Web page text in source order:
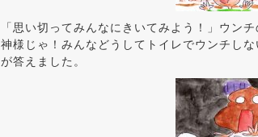
「思い切ってみんなにきいてみよう！」ウン
神様じゃ！みんなどうしてトイレでウンチし
が答えました。